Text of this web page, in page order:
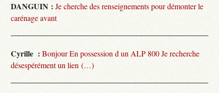
DANGUIN : Je cherche des renseignements pour démonter le
carénage avant
Cyrille : Bonjour En possession d un ALP 800 Je recherche
désespérément un lien (…)